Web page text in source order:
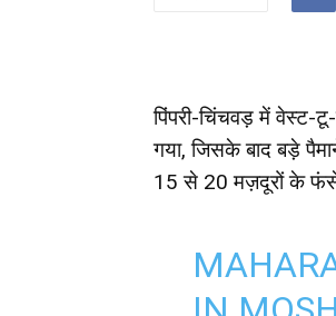
पिंपरी-चिंचवड़ में वेस्ट-
गया, जिसके बाद बड़े
15 से 20 मज़दूरों के